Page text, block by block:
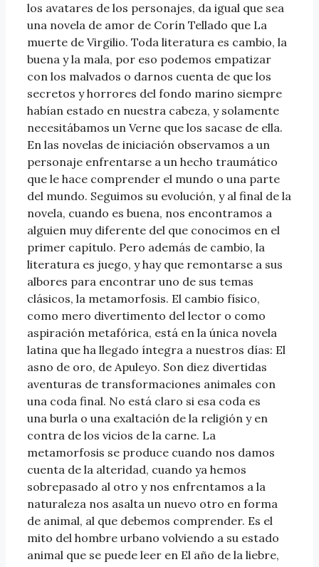
los avatares de los personajes, da igual que sea
una novela de amor de Corín Tellado que La
muerte de Virgilio. Toda literatura es cambio, la
buena y la mala, por eso podemos empatizar
con los malvados o darnos cuenta de que los
secretos y horrores del fondo marino siempre
habían estado en nuestra cabeza, y solamente
necesitábamos un Verne que los sacase de ella.
En las novelas de iniciación observamos a un
personaje enfrentarse a un hecho traumático
que le hace comprender el mundo o una parte
del mundo. Seguimos su evolución, y al final de la
novela, cuando es buena, nos encontramos a
alguien muy diferente del que conocimos en el
primer capítulo. Pero además de cambio, la
literatura es juego, y hay que remontarse a sus
albores para encontrar uno de sus temas
clásicos, la metamorfosis. El cambio físico,
como mero divertimento del lector o como
aspiración metafórica, está en la única novela
latina que ha llegado íntegra a nuestros días: El
asno de oro, de Apuleyo. Son diez divertidas
aventuras de transformaciones animales con
una coda final. No está claro si esa coda es
una burla o una exaltación de la religión y en
contra de los vicios de la carne. La
metamorfosis se produce cuando nos damos
cuenta de la alteridad, cuando ya hemos
sobrepasado al otro y nos enfrentamos a la
naturaleza nos asalta un nuevo otro en forma
de animal, al que debemos comprender. Es el
mito del hombre urbano volviendo a su estado
animal que se puede leer en El año de la liebre,